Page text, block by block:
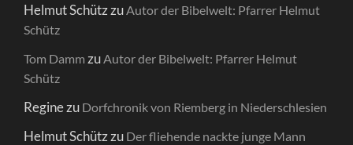
Helmut Schützzu Autor der Bibelwelt: Pfarrer Helmut
Schütz
Tom Damm zu Autor der Bibelwelt: Pfarrer Helmut
Schütz
Reginezu Dorfchronik von Riemberg in Niederschlesien
Helmut Schützzu Der fliehende nackte junge Mann